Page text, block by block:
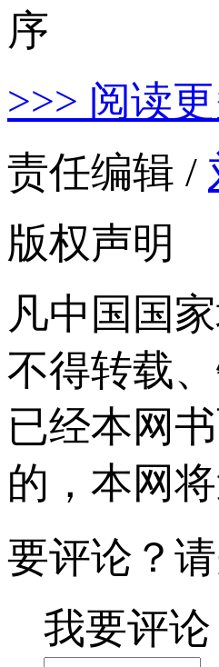
>>> 阅读
责任编辑 /
版权声明
凡中国国
不得转载
已经本网
的，本网
要评论？
我要评论